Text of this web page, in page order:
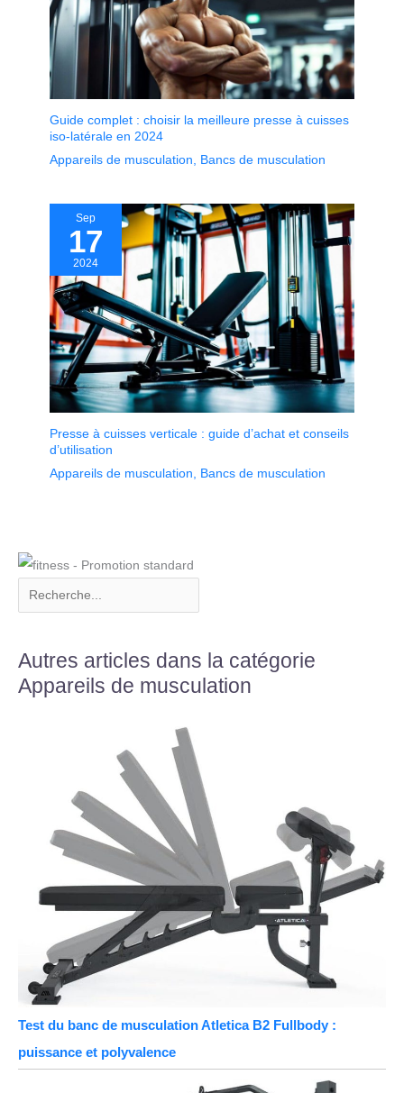
Guide complet : choisir la meilleure presse à cuisses
iso-latérale en 2024
Appareils de musculation, Bancs de musculation
Sep
17
2024
Presse à cuisses verticale : guide d’achat et conseils
d’utilisation
Appareils de musculation
Bancs de musculation
Autres articles dans la catégorie
Appareils de musculation
Test du banc de musculation Atletica B2 Fullbody :
puissance et polyvalence